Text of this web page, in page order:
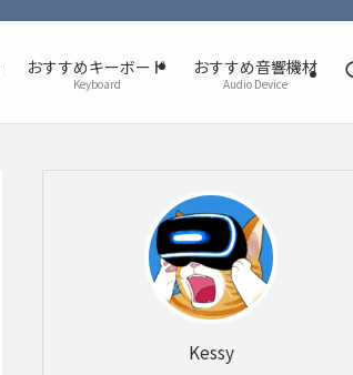
おすすめキーボード
Keyboard
おすすめ音響機材
Audio Device
Kessy